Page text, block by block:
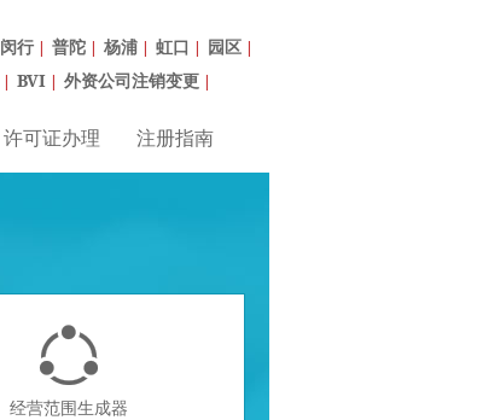
闵行 | 普陀 | 杨浦 | 虹口 | 园区 |
| BVI | 外资公司注销变更 |
许可证办理 注册指南

经营范围生成器